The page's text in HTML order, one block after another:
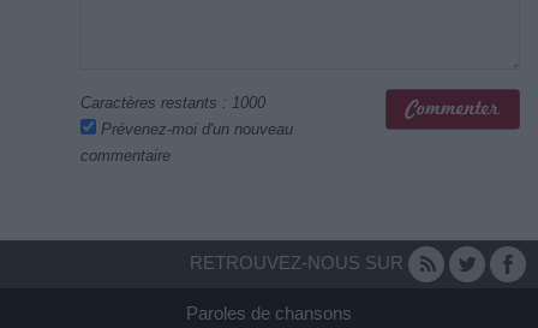
Caractères restants : 1000
Prévenez-moi d'un nouveau
commentaire
RETROUVEZ-NOUS SUR
Paroles de chansons